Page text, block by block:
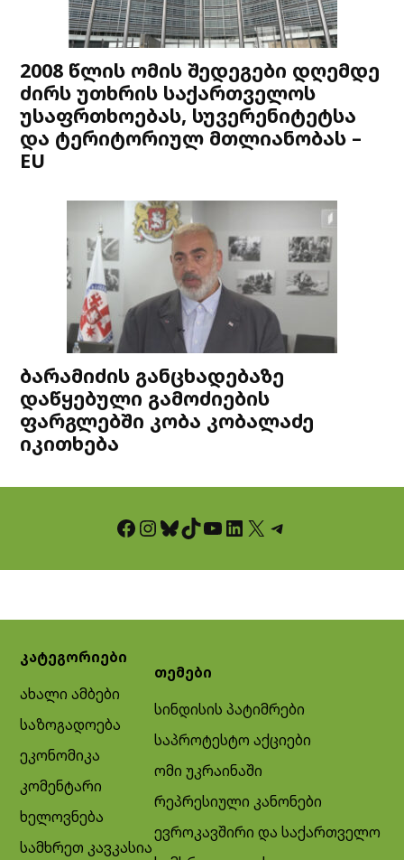
2008 წლის ომის შედეგები დღემდე
ძირს უთხრის საქართველოს
უსაფრთხოებას, სუვერენიტეტსა
და ტერიტორიულ მთლიანობას –
EU
ბარამიძის განცხადებაზე
დაწყებული გამოძიების
ფარგლებში კობა კობალაძე
იკითხება
Facebook InstagramBluesky TikTok YouTube LinkedIn X Telegram
კატეგორიები
ახალი ამბები
საზოგადოება
ეკონომიკა
კომენტარი
ხელოვნება
სამხრეთ კავკასია
თემები
სინდისის პატიმრები
საპროტესტო აქციები
ომი უკრაინაში
რეპრესიული კანონები
ევროკავშირი და საქართველო